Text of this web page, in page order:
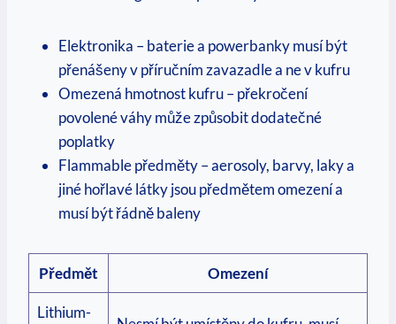
Elektronika – baterie a powerbanky musí být
přenášeny v příručním zavazadle a ne v kufru
Omezená hmotnost kufru – překročení
povolené váhy může způsobit dodatečné
poplatky
Flammable předměty – aerosoly, barvy, laky a
jiné hořlavé látky jsou předmětem omezení a
musí být řádně baleny
Předmět Omezení
Lithium-